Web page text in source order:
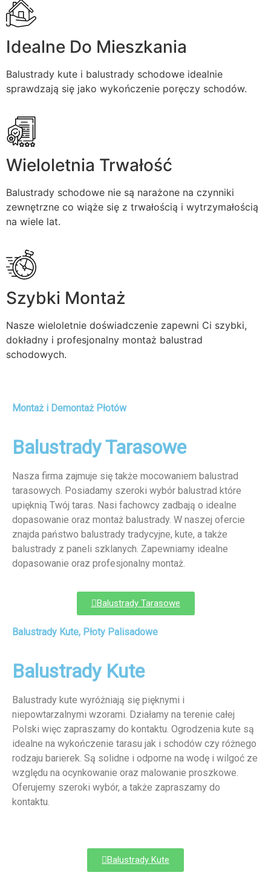
Idealne Do Mieszkania
Balustrady kute i balustrady schodowe idealnie
sprawdzają się jako wykończenie poręczy schodów.
Wieloletnia Trwałość
Balustrady schodowe nie są narażone na czynniki
zewnętrzne co wiąże się z trwałością i wytrzymałością
na wiele lat.
Szybki Montaż
Nasze wieloletnie doświadczenie zapewni Ci szybki,
dokładny i profesjonalny montaż balustrad
schodowych.
Montaż i Demontaż Płotów
Balustrady Tarasowe
Nasza firma zajmuje się także mocowaniem balustrad
tarasowych. Posiadamy szeroki wybór balustrad które
upięknią Twój taras. Nasi fachowcy zadbają o idealne
dopasowanie oraz montaż balustrady. W naszej ofercie
znajda państwo balustrady tradycyjne, kute, a także
balustrady z paneli szklanych. Zapewniamy idealne
dopasowanie oraz profesjonalny montaż.
Balustrady Tarasowe
Balustrady Kute, Płoty Palisadowe
Balustrady Kute
Balustrady kute wyróżniają się pięknymi i
niepowtarzalnymi wzorami. Działamy na terenie całej
Polski więc zapraszamy do kontaktu. Ogrodzenia kute są
idealne na wykończenie tarasu jak i schodów czy różnego
rodzaju barierek. Są solidne i odporne na wodę i wilgoć ze
względu na ocynkowanie oraz malowanie proszkowe.
Oferujemy szeroki wybór, a także zapraszamy do
kontaktu.
Balustrady Kute